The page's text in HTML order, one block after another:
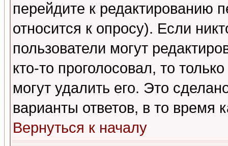
перейдите к редактированию
относится к опросу). Если
пользователи могут
кто-то проголосовал, то
могут удалить его. Это
варианты ответов, в то время
Вернуться к началу